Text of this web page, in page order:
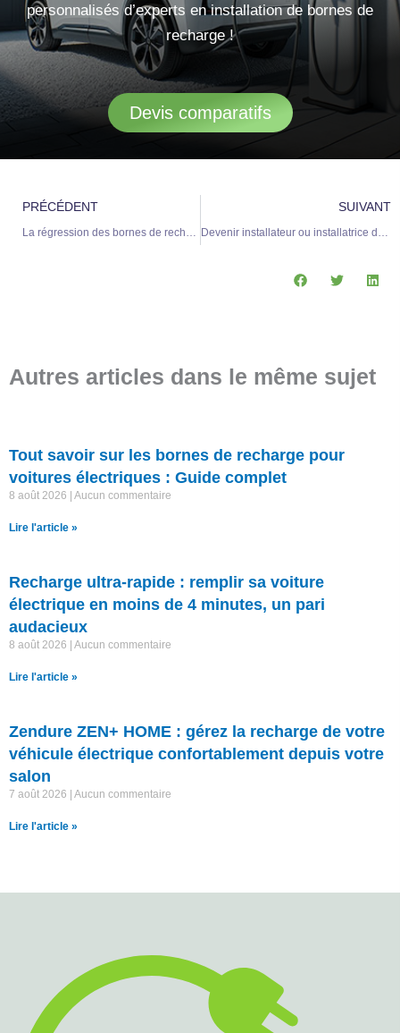
personnalisés d’experts en installation de bornes de
recharge !
Devis comparatifs
Précédent
PRÉCÉDENT SUIVANT
Autres articles dans le même sujet
Tout savoir sur les bornes de recharge pour
voitures électriques : Guide complet
8 août 2026 Aucun commentaire
Lire l'article »
Recharge ultra-rapide : remplir sa voiture
électrique en moins de 4 minutes, un pari
audacieux
8 août 2026 Aucun commentaire
Lire l'article »
Zendure ZEN+ HOME : gérez la recharge de votre
véhicule électrique confortablement depuis votre
salon
7 août 2026 Aucun commentaire
Lire l'article »